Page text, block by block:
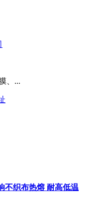
、...
不织布热熔 耐高低温